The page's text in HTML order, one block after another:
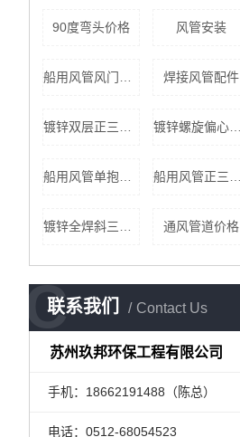
90度弯头价格 风管安装
焊接风管配件
通风管道价格
联系我们 Contact Us
C
苏州玖邦环保工程有限公司
手机：18662191488（陈总）
电话：0512-68054523